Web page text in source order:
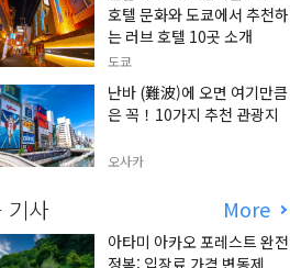
호텔 문화와 도쿄에서 추천하
는 러브 호텔 10곳 소개
도쿄
난바 (難波)에 오면 여기만큼
은 꼭！10가지 추천 관광지
오사카
기사 More
아타미 아카오 포레스트 완전
정복: 입장료 가격 변동제,